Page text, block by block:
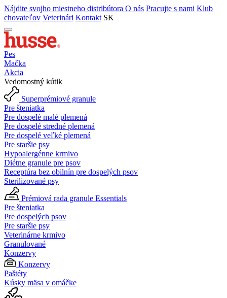
Nájdite svojho miestneho distribútora O nás Pracujte s nami Klub
chovateľov Veterinári Kontakt SK
Pes
Mačka
Akcia
Vedomostný kútik
Superprémiové granule
Pre šteniatka
Pre dospelé malé plemená
Pre dospelé stredné plemená
Pre dospelé veľké plemená
Pre staršie psy
Hypoalergénne krmivo
Diétne granule pre psov
Receptúra bez obilnín pre dospelých psov
Sterilizované psy
Prémiová rada granule Essentials
Pre šteniatka
Pre dospelých psov
Pre staršie psy
Veterinárne krmivo
Granulované
Konzervy
Konzervy
Paštéty
Kúsky mäsa v omáčke